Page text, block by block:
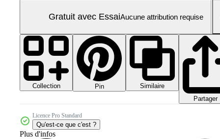
Gratuit avec EssaiAucune attribution requise
Collection Pin
Similaire
Partager
Licence Pro Standard
Qu'est-ce que c'est ?
Plus d'infos